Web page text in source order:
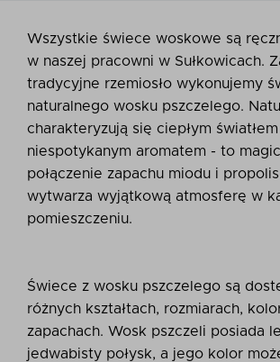
Wszystkie świece woskowe są
w naszej pracowni w Sułkowicach.
tradycyjne rzemiosło wykonujemy
naturalnego wosku pszczelego.
charakteryzują się ciepłym
niespotykanym aromatem - to
połączenie zapachu miodu i
wytwarza wyjątkową atmosferę w
pomieszczeniu.
Świece z wosku pszczelego są
różnych kształtach, rozmiarach,
zapachach. Wosk pszczeli posiada
jedwabisty połysk, a jego kolor